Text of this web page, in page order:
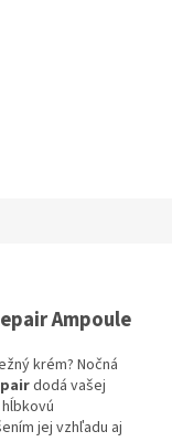
Ampoule
krém? Nočná
dodá vašej
jej vzhľadu aj